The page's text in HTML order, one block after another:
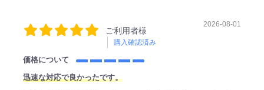
ご利用者様
購入確認済み
2026-08-01
価格について
迅速な対応で良かったです。